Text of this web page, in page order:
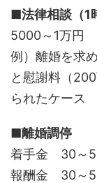
■法律相談（1
5000～1万円
例）離婚を求
と慰謝料（
られたケース
■離婚調停
着手金 30～
報酬金 30～